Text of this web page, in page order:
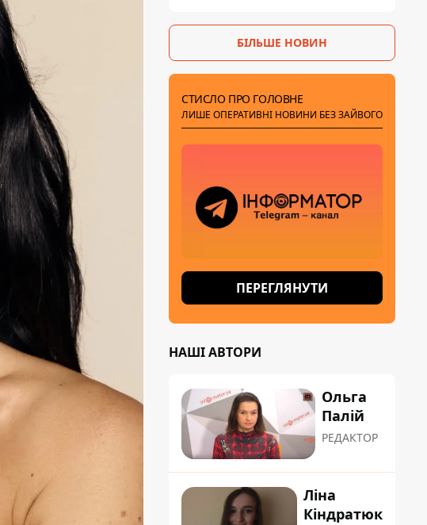
БІЛЬШЕ НОВИН
СТИСЛО ПРО ГОЛОВНЕ
ЛИШЕ ОПЕРАТИВНІ НОВИНИ БЕЗ ЗАЙВОГО
ПЕРЕГЛЯНУТИ
НАШІ АВТОРИ
Ольга
Палій
РЕДАКТОР
Ліна
Кіндратюк